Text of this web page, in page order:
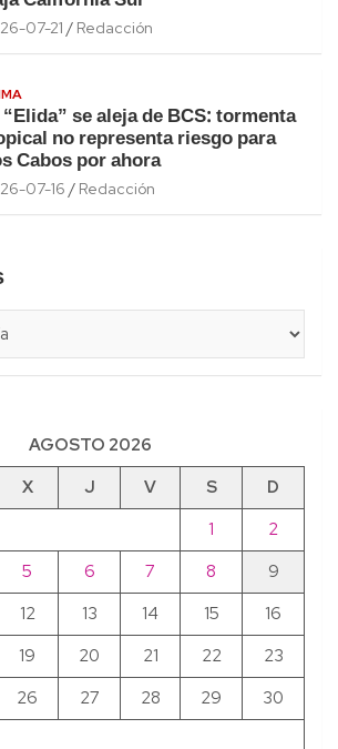
07-21 Redacción
se aleja de BCS: tormenta
no representa riesgo para
Cabos por ahora
07-16 Redacción
AGOSTO 2026
X J V S
D
1
2
5 6 7 8
9
12 13 14 15
16
19 20 21 22
23
26 27 28 29
30